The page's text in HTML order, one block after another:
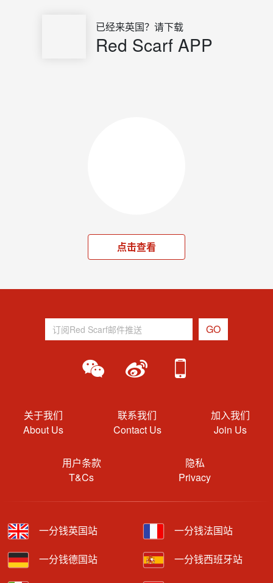
已经来英国？请下载
Red Scarf APP
点击查看
关于我们
About Us
联系我们
Contact Us
加入我们
Join Us
用户条款
T&Cs
隐私
Privacy
一分钱英国站 一分钱法国站
一分钱德国站 一分钱西班牙站